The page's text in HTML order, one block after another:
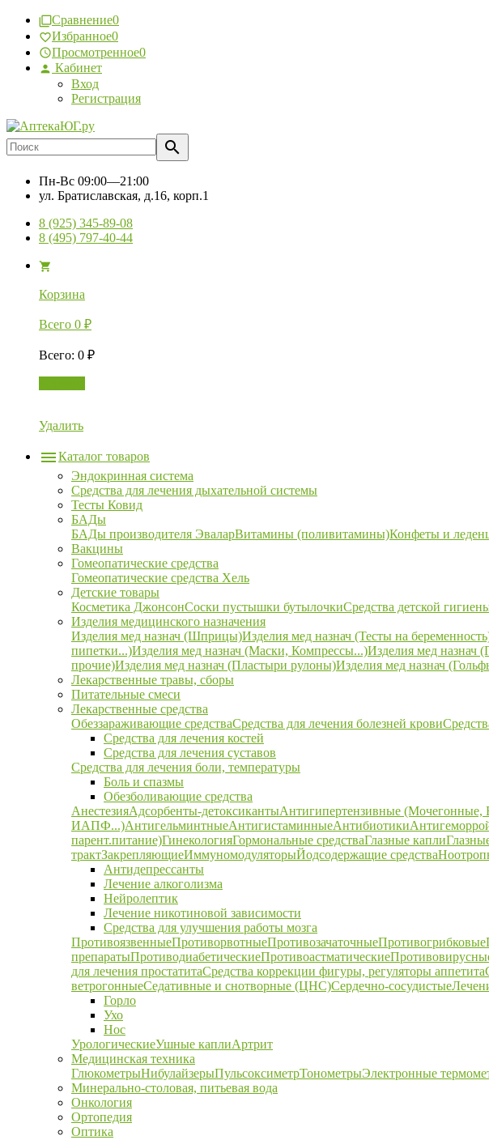
Сравнение0
Избранное0
Просмотренное0
Кабинет
Вход
Регистрация
Пн-Вс 09:00—21:00
ул. Братиславская, д.16, корп.1
8 (925) 345-89-08
8 (495) 797-40-44
Корзина
Всего 0 ₽
Всего: 0 ₽
Удалить
Каталог товаров
Эндокринная система
Средства для лечения дыхательной системы
Тесты Ковид
БАДы
БАДы производителя ЭваларВитамины (поливитамины)Конфеты и
Вакцины
Гомеопатические средства
Гомеопатические средства Хель
Детские товары
Косметика ДжонсонСоски пустышки бутылочкиСредства детской
Изделия медицинского назначения
Изделия мед назнач (Шприцы)Изделия мед назнач (Тесты на
пипетки...)Изделия мед назнач (Маски, Компрессы...)Изделия мед назнач
прочие)Изделия мед назнач (Пластыри рулоны)Изделия мед назнач
Лекарственные травы, сборы
Питательные смеси
Лекарственные средства
Обеззараживающие средстваСредства для лечения болезней крови
Средства для лечения костей
Средства для лечения суставов
Средства для лечения боли, температуры
Боль и спазмы
Обезболивающие средства
АнестезияАдсорбенты-детоксикантыАнтигипертензивные (Мочегонные,
ИАПФ...)АнтигельминтныеАнтигистаминныеАнтибиотики
парент.питание)ГинекологияГормональные средстваГлазные капли
трактЗакрепляющиеИммуномодуляторыЙодсодержащие средства
Антидепрессанты
Лечение алкоголизма
Нейролептик
Лечение никотиновой зависимости
Средства для улучшения работы мозга
ПротивоязвенныеПротиворвотныеПротивозачаточныеПротивогрибковые
препаратыПротиводиабетическиеПротивоастматические
для лечения простатитаСредства коррекции фигуры, регуляторы аппетита
ветрогонныеСедативные и снотворные (ЦНС)Сердечно-сосудистые
Горло
Ухо
Нос
УрологическиеУшные каплиАртрит
Медицинская техника
ГлюкометрыНибулайзерыПульсоксиметрТонометрыЭлектронные
Минерально-столовая, питьевая вода
Онкология
Ортопедия
Оптика